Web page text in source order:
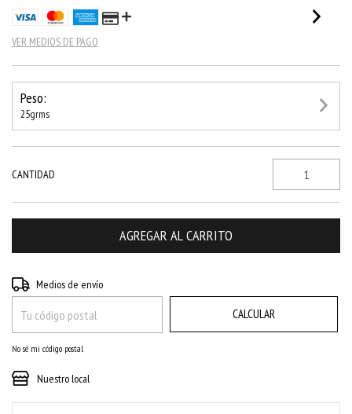
VER MEDIOS DE PAGO
Peso:
25grms
CANTIDAD
Entregas para el CP:
Medios de envío
CALCULAR
No sé mi código postal
Nuestro local